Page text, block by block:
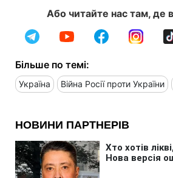
Або читайте нас там, де
Більше по темі:
Україна Війна Росії проти України